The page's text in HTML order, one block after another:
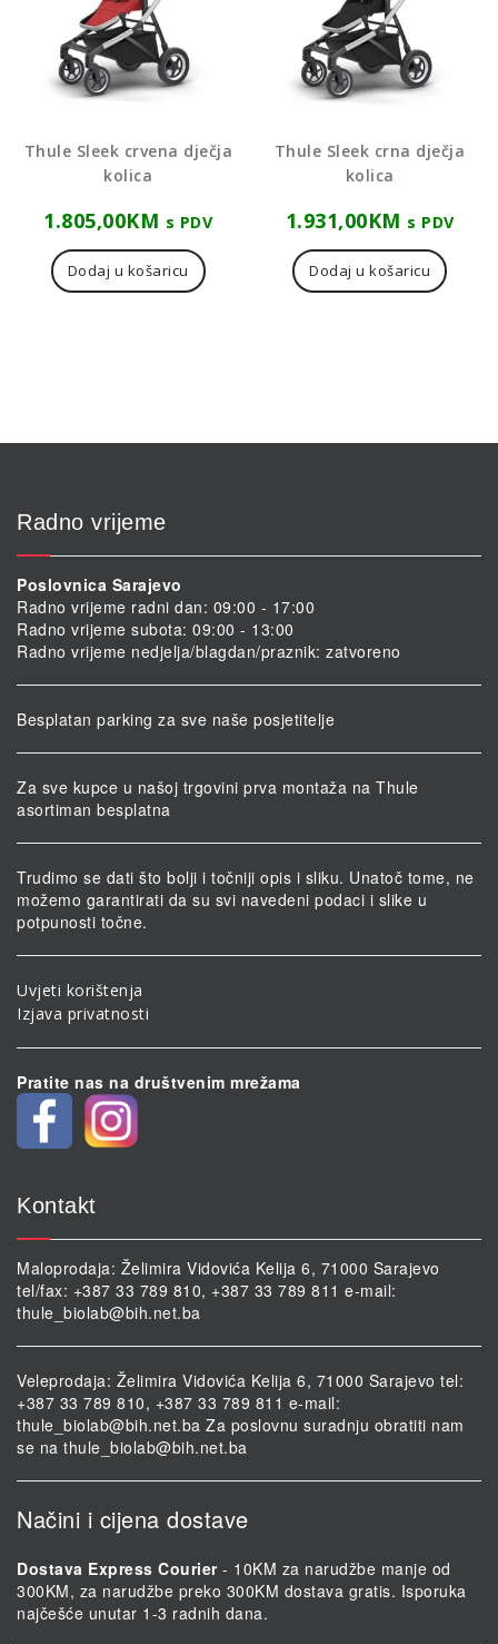
Thule Sleek crvena dječja
kolica
1.805,00KM s PDV
Dodaj u košaricu
Thule Sleek crna dječja
kolica
1.931,00KM s PDV
Dodaj u košaricu
Radno vrijeme
Poslovnica Sarajevo
Radno vrijeme radni dan: 09:00 - 17:00
Radno vrijeme subota: 09:00 - 13:00
Radno vrijeme nedjelja/blagdan/praznik: zatvoreno
Besplatan parking za sve naše posjetitelje
Za sve kupce u našoj trgovini prva montaža na Thule
asortiman besplatna
Trudimo se dati što bolji i točniji opis i sliku. Unatoč tome, ne
možemo garantirati da su svi navedeni podaci i slike u
potpunosti točne.
Uvjeti korištenja
Izjava privatnosti
Pratite nas na društvenim mrežama
Kontakt
Maloprodaja: Želimira Vidovića Kelija 6, 71000 Sarajevo
tel/fax: +387 33 789 810, +387 33 789 811 e-mail:
thule_biolab@bih.net.ba
Veleprodaja: Želimira Vidovića Kelija 6, 71000 Sarajevo tel:
+387 33 789 810, +387 33 789 811 e-mail:
thule_biolab@bih.net.ba Za poslovnu suradnju obratiti nam
se na thule_biolab@bih.net.ba
Načini i cijena dostave
Dostava Express Courier- 10KM za narudžbe manje od
300KM, za narudžbe preko 300KM dostava gratis. Isporuka
najčešće unutar 1-3 radnih dana.